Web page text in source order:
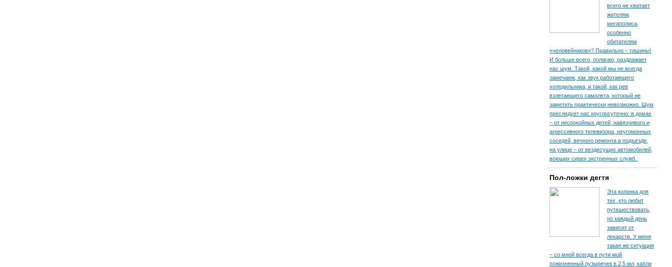
всего не хватает
жителям
мегаполиса,
особенно
обитателям
«человейников»? Правильно – тишины!
И больше всего, полагаю, раздражает
нас шум. Такой, какой мы не всегда
замечаем, как звук работающего
холодильника, и такой, как рев
взлетающего самолета, который не
заметить практически невозможно. Шум
преследует нас круглосуточно: в домах
– от неспокойных детей, навязчивого и
агрессивного телевизора, неугомонных
соседей, вечного ремонта в подъезде,
на улице – от вездесущих автомобилей,
воющих сирен экстренных служб.
Пол-ложки дегтя
Эта колонка для
тех, кто любит
путешествовать,
но каждый день
зависит от
лекарств. У меня
такая же ситуация
– со мной всегда в пути мой
пожизненный пузыречек в 2,5 мл, капли